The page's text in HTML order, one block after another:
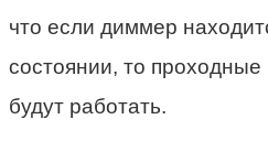
что если диммер
состоянии, то
будут работать.